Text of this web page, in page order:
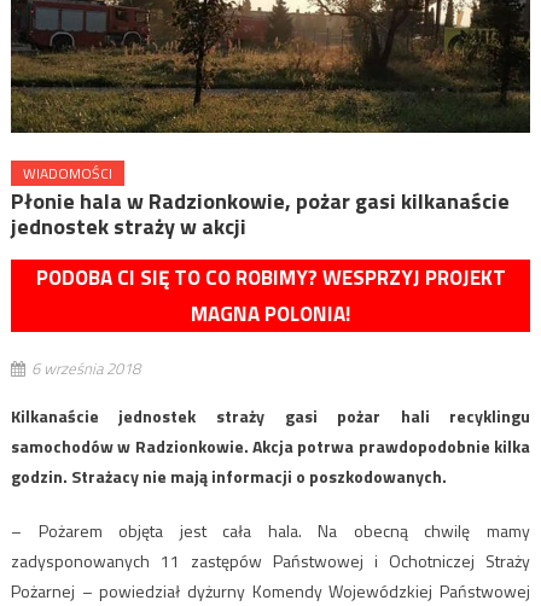
WIADOMOŚCI
Płonie hala w Radzionkowie, pożar gasi kilkanaście
jednostek straży w akcji
PODOBA CI SIĘ TO CO ROBIMY? WESPRZYJ PROJEKT
MAGNA POLONIA!
6 września 2018
Kilkanaście jednostek straży gasi pożar hali recyklingu
samochodów w Radzionkowie. Akcja potrwa prawdopodobnie kilka
godzin. Strażacy nie mają informacji o poszkodowanych.
– Pożarem objęta jest cała hala. Na obecną chwilę mamy
zadysponowanych 11 zastępów Państwowej i Ochotniczej Straży
Pożarnej – powiedział dyżurny Komendy Wojewódzkiej Państwowej